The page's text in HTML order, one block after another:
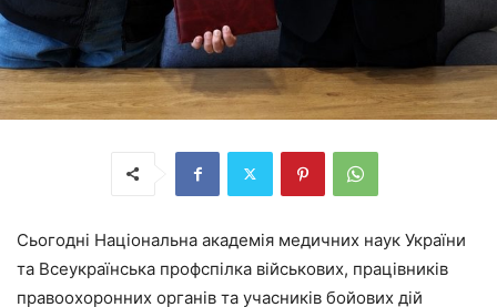
Сьогодні Національна академія медичних наук України
та Всеукраїнська профспілка військових, працівників
правоохоронних органів та учасників бойових дій